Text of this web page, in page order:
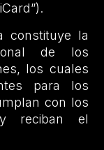
constituye la
de los
los cuales
para los
con los
reciban el